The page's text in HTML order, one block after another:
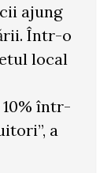
ajung
Într-o
local
într-
a